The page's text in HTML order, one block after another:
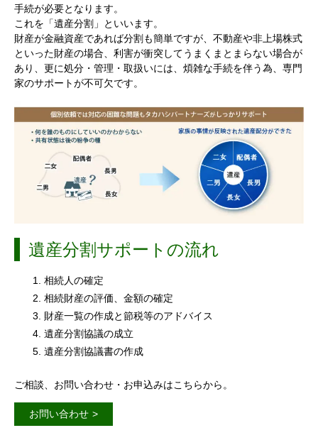
手続が必要となります。
これを「遺産分割」といいます。
財産が金融資産であれば分割も簡単ですが、不動産や非上場株式
といった財産の場合、利害が衝突してうまくまとまらない場合が
あり、更に処分・管理・取扱いには、煩雑な手続を伴う為、専門
家のサポートが不可欠です。
遺産分割サポートの流れ
相続人の確定
相続財産の評価、金額の確定
財産一覧の作成と節税等のアドバイス
遺産分割協議の成立
遺産分割協議書の作成
ご相談、お問い合わせ・お申込みはこちらから。
お問い合わせ